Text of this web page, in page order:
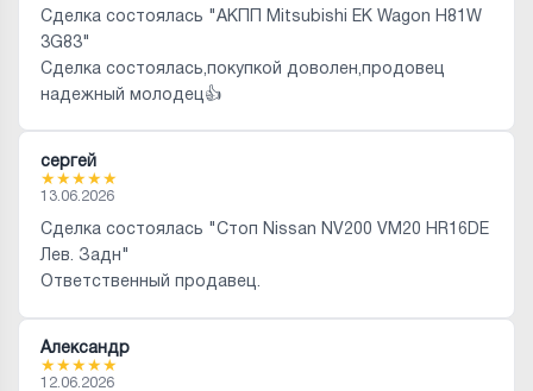
Сделка состоялась "АКПП Mitsubishi EK Wagon H81W
3G83"
Сделка состоялась,покупкой доволен,продовец
надежный молодец👍
сергей
★★★★★
13.06.2026
Сделка состоялась "Стоп Nissan NV200 VM20 HR16DE
Лев. Задн"
Ответственный продавец.
Александр
★★★★★
12.06.2026